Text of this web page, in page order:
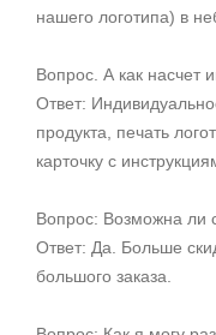
нашего логотипа) в
Вопрос. А как насчет
Ответ:
продукта, печать
карточку с
Вопрос: Возможна ли
Ответ: Да. Больше
большого заказа.